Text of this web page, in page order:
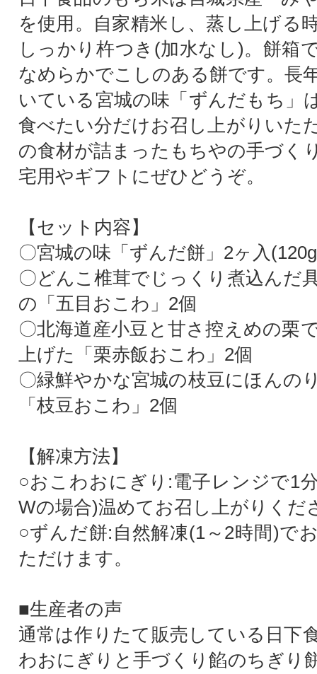
を使用。自家精米し、蒸し上げる
しっかり杵つき(加水なし)。餅箱
なめらかでこしのある餅です。長
いている宮城の味「ずんだもち」
食べたい分だけお召し上がりいた
の食材が詰まったもちやの手づく
宅用やギフトにぜひどうぞ。
【セット内容】
〇宮城の味「ずんだ餅」2ヶ入
〇どんこ椎茸でじっくり煮込んだ
の「五目おこわ」2個
〇北海道産小豆と甘さ控えめの栗
上げた「栗赤飯おこわ」2個
〇緑鮮やかな宮城の枝豆にほんの
「枝豆おこわ」2個
【解凍方法】
○おこわおにぎり:電子レンジで1
Wの場合)温めてお召し上がりくだ
○ずんだ餅:自然解凍(1～2時間)で
ただけます。
■生産者の声
通常は作りたて販売している日下
わおにぎりと手づくり餡のちぎり